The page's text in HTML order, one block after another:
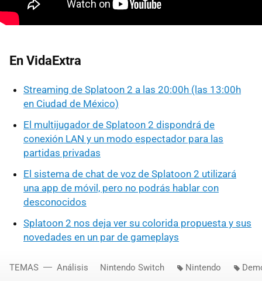
En VidaExtra
Streaming de Splatoon 2 a las 20:00h (las 13:00h
en Ciudad de México)
El multijugador de Splatoon 2 dispondrá de
conexión LAN y un modo espectador para las
partidas privadas
El sistema de chat de voz de Splatoon 2 utilizará
una app de móvil, pero no podrás hablar con
desconocidos
Splatoon 2 nos deja ver su colorida propuesta y sus
novedades en un par de gameplays
TEMAS Análisis Nintendo Switch Nintendo